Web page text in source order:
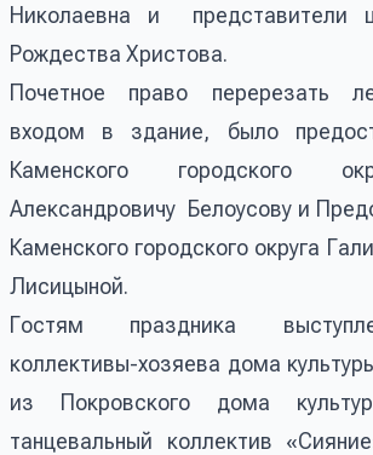
Николаевна и представители
Рождества Христова.
Почетное право перерезать
входом в здание, было
Каменского городского
Александровичу Белоусову и
Каменского городского округа
Лисицыной.
Гостям праздника
коллективы-хозяева дома
из Покровского дома
танцевальный коллектив